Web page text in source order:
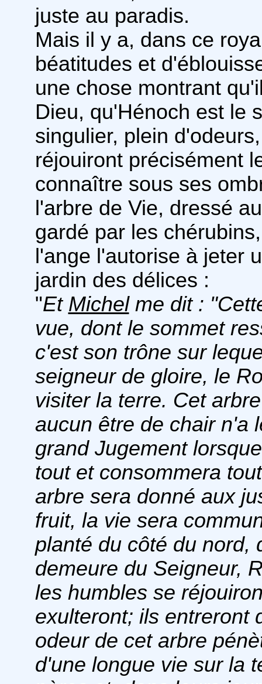
juste au paradis.
Mais il y a, dans ce
béatitudes et
une chose montrant
Dieu, qu'Hénoch est le
singulier, plein
réjouiront précisément
connaître sous ses
l'arbre de Vie, dressé
gardé par les
l'ange l'autorise à jeter
jardin des délices :
"Et Michelme dit :
vue, dont le sommet
c'est son trône sur
seigneur de gloire, le
visiter la terre. Cet
aucun être de chair n'a
grand Jugement
tout et consommera
arbre sera donné aux
fruit, la vie sera
planté du côté du nord,
demeure du Seigneur,
les humbles se
exulteront; ils entreront
odeur de cet arbre
d'une longue vie sur la